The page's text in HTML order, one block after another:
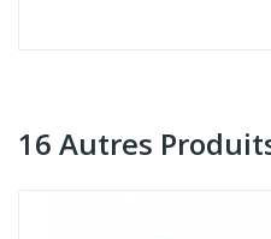
16 Autres